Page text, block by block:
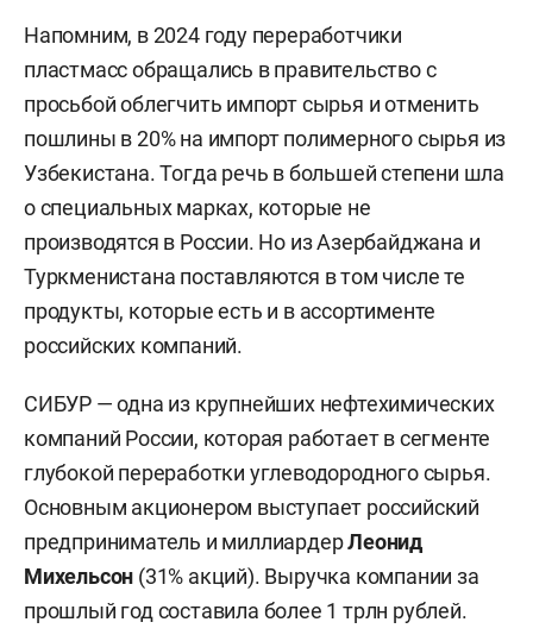
Напомним, в 2024 году переработчики
пластмасс обращались в правительство с
просьбой облегчить импорт сырья и отменить
пошлины в 20% на импорт полимерного сырья из
Узбекистана. Тогда речь в большей степени шла
о специальных марках, которые не
производятся в России. Но из Азербайджана и
Туркменистана поставляются в том числе те
продукты, которые есть и в ассортименте
российских компаний.
СИБУР — одна из крупнейших нефтехимических
компаний России, которая работает в сегменте
глубокой переработки углеводородного сырья.
Основным акционером выступает российский
предприниматель и миллиардерЛеонид
Михельсон (31% акций). Выручка компании за
прошлый год составила более 1 трлн рублей.